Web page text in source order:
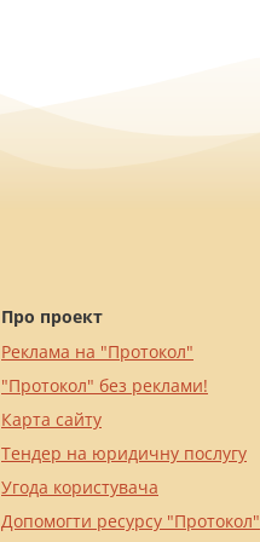
Про проект
Реклама на "Протокол"
"Протокол" без реклами!
Карта сайту
Тендер на юридичну послугу
Угода користувача
Допомогти ресурсу "Протокол"